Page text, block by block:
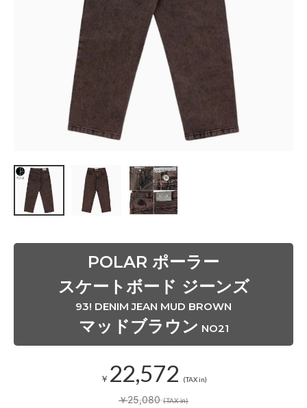
POLAR ポーラー
スケートボード ジーンズ
93! DENIM JEAN MUD BROWN
マッドブラウン NO21
￥ 22,572 (TAX in)
￥25,080(TAX in)